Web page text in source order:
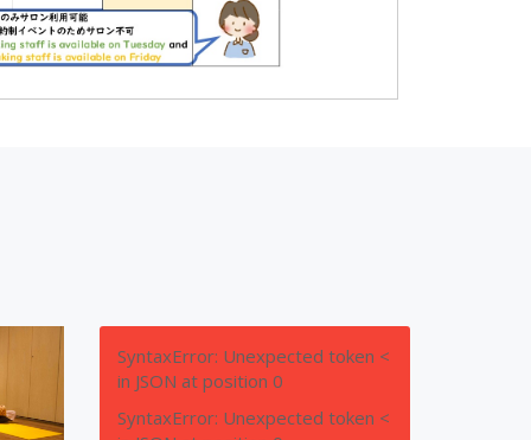
SyntaxError: Unexpected token <
in JSON at position 0
SyntaxError: Unexpected token <